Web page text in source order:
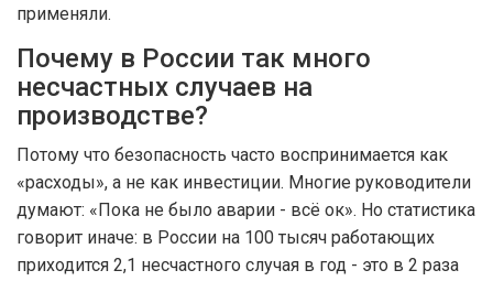
применяли.
Почему в России так много
несчастных случаев на
производстве?
Потому что безопасность часто воспринимается как
«расходы», а не как инвестиции. Многие руководители
думают: «Пока не было аварии - всё ок». Но статистика
говорит иначе: в России на 100 тысяч работающих
приходится 2,1 несчастного случая в год - это в 2 раза